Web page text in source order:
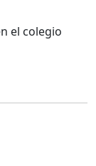
el colegio